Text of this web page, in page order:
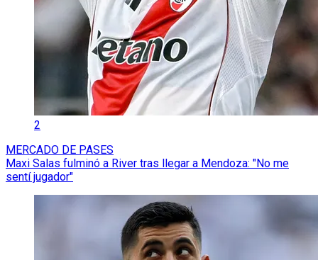
2
MERCADO DE PASES
Maxi Salas fulminó a River tras llegar a Mendoza: "No me
sentí jugador"